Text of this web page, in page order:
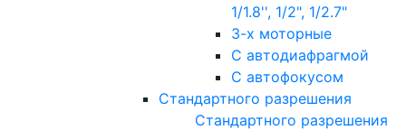
1/1.8'', 1/2", 1/2.7"
3-х моторные
С автодиафрагмой
С автофокусом
Стандартного разрешения
Стандартного разрешения